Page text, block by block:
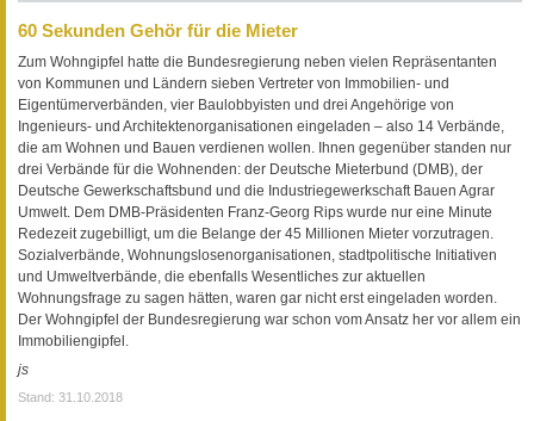
60 Sekunden Gehör für die Mieter
Zum Wohngipfel hatte die Bundesregierung neben vielen Repräsentanten
von Kommunen und Ländern sieben Vertreter von Immobilien- und
Eigentümerverbänden, vier Baulobbyisten und drei Angehörige von
Ingenieurs- und Architektenorganisationen eingeladen – also 14 Verbände,
die am Wohnen und Bauen verdienen wollen. Ihnen gegenüber standen nur
drei Verbände für die Wohnenden: der Deutsche Mieterbund (DMB), der
Deutsche Gewerkschaftsbund und die Industriegewerkschaft Bauen Agrar
Umwelt. Dem DMB-Präsidenten Franz-Georg Rips wurde nur eine Minute
Redezeit zugebilligt, um die Belange der 45 Millionen Mieter vorzutragen.
Sozialverbände, Wohnungslosenorganisationen, stadtpolitische Initiativen
und Umweltverbände, die ebenfalls Wesentliches zur aktuellen
Wohnungsfrage zu sagen hätten, waren gar nicht erst eingeladen worden.
Der Wohngipfel der Bundesregierung war schon vom Ansatz her vor allem ein
Immobiliengipfel.
js
Stand: 31.10.2018